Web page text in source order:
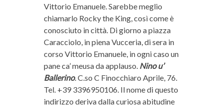
Vittorio Emanuele. Sarebbe meglio
chiamarlo Rocky the King, così come è
conosciuto in città. Di giorno a piazza
Caracciolo, in piena Vucceria, di sera in
corso Vittorio Emanuele, in ogni caso un
pane ca’ meusa da applauso. Nino u’
Ballerino. C.so C Finocchiaro Aprile, 76.
Tel. +39 3396950106. Il nome di questo
indirizzo deriva dalla curiosa abitudine